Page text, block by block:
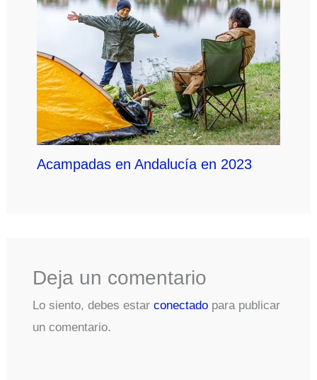
Acampadas en Andalucía en 2023
Deja un comentario
Lo siento, debes estar conectadopara publicar
un comentario.